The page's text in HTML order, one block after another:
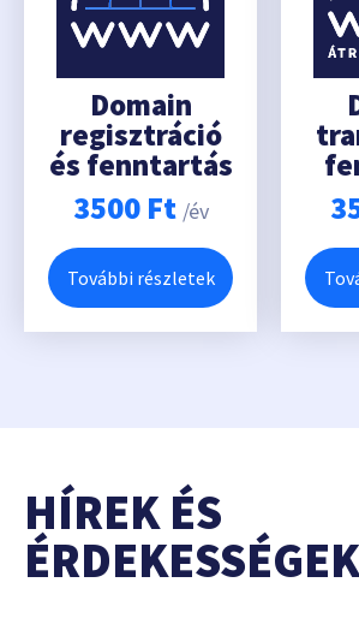
Domain
regisztráció
és fenntartás
3500 Ft /év
További részletek
HÍREK ÉS
ÉRDEKESSÉGEK